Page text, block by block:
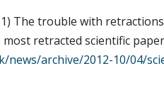
The trouble with
most retracted scientific
news/archive/2012-10/04/